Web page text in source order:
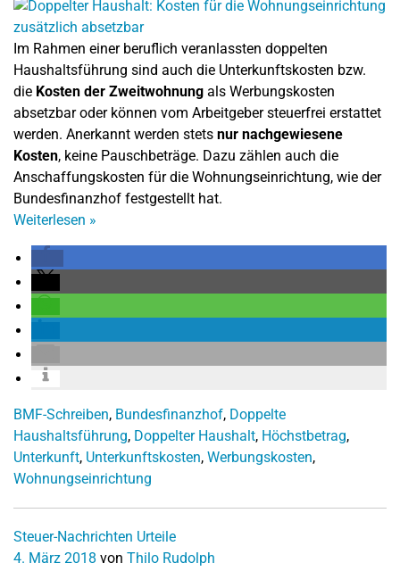
Im Rahmen einer beruflich veranlassten doppelten
Haushaltsführung sind auch die Unterkunftskosten bzw.
die Kosten der Zweitwohnung als Werbungskosten
absetzbar oder können vom Arbeitgeber steuerfrei erstattet
werden. Anerkannt werden stets nur nachgewiesene
Kosten, keine Pauschbeträge. Dazu zählen auch die
Anschaffungskosten für die Wohnungseinrichtung, wie der
Bundesfinanzhof festgestellt hat.
Weiterlesen »
BMF-Schreiben, Bundesfinanzhof, Doppelte
Haushaltsführung, Doppelter Haushalt, Höchstbetrag,
Unterkunft, Unterkunftskosten, Werbungskosten,
Wohnungseinrichtung
Steuer-Nachrichten Urteile
4. März 2018 von Thilo Rudolph